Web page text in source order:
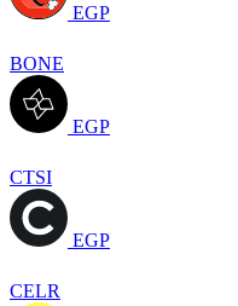
EGP
BONE
EGP
CTSI
EGP
CELR